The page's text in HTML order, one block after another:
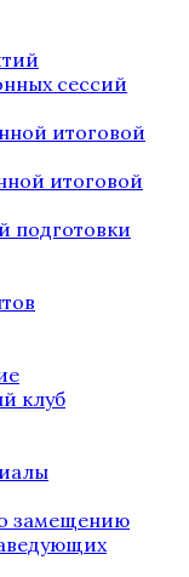
сессий
итоговой
итоговой
подготовки
клуб
замещению